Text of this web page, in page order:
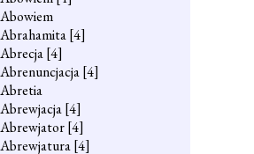
Abowiem
Abrahamita[4]
Abrecja[4]
Abrenuncjacja[4]
Abretia
Abrewjacja[4]
Abrewjator[4]
Abrewjatura[4]